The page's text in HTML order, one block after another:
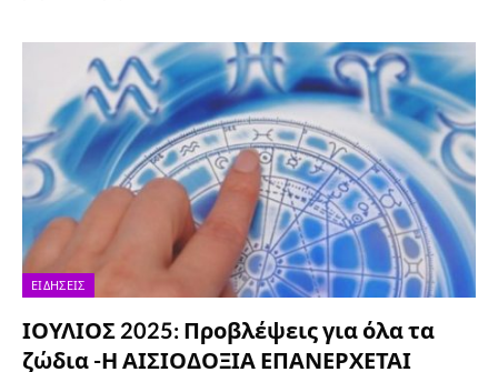
ΕΙΔΉΣΕΙΣ
ΙΟΥΛΙΟΣ 2025: Προβλέψεις για όλα τα
ζώδια -Η ΑΙΣΙΟΔΟΞΙΑ ΕΠΑΝΕΡΧΕΤΑΙ